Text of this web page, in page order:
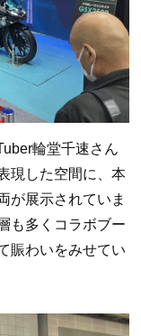
輪堂千速さん
現した空間に、本
が展示されていま
も多くコラボブー
賑わいをみせてい